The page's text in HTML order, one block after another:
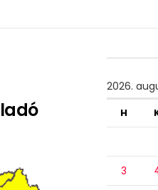
2026.
H
3